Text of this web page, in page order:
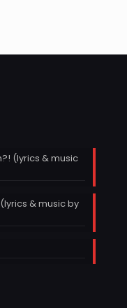
(lyrics & music
& music by